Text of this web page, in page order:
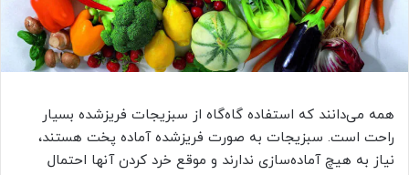
همه می‌دانند که استفاده گاه‌گاه از سبزیجات فریزشده بسیار
راحت است. سبزیجات به صورت فریزشده آماده پخت هستند،
نیاز به هیچ آماده‌سازی ندارند و موقع خرد کردن آنها احتمال